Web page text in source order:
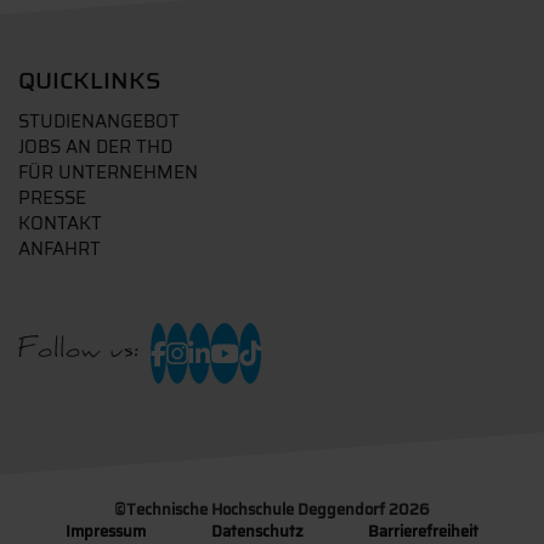
QUICKLINKS
STUDIENANGEBOT
JOBS AN DER THD
FÜR UNTERNEHMEN
PRESSE
KONTAKT
ANFAHRT
Follow us:
©Technische Hochschule Deggendorf 2026
Impressum
Datenschutz Barrierefreiheit